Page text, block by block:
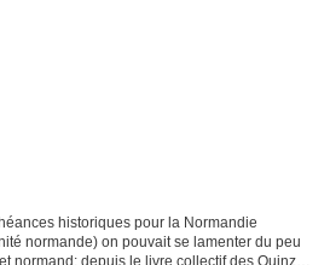
historiques pour la Normandie
normande) on pouvait se lamenter du peu
normand: depuis le livre collectif des Quinze